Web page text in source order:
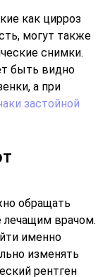
как цирроз
могут также
снимки.
быть видно
а при
застойной
обращать
лечащим врачом.
именно
изменять
рентген